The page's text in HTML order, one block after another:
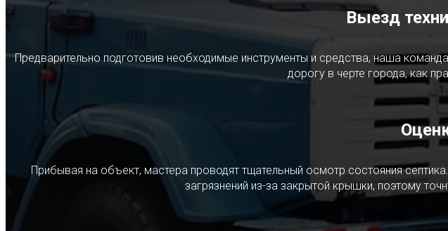
Выезд
Предварительно подготовив необходимые инструменты и средства, наша
дорогу в черте города, как
Прибывая на объект, мастера проводят тщательный осмотр состояния
загрязнений из-за закрытой крышки, поэтому